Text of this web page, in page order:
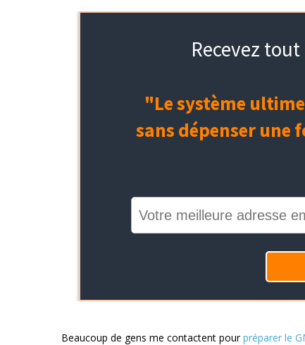
Beaucoup de gens me contactent pourpréparer le